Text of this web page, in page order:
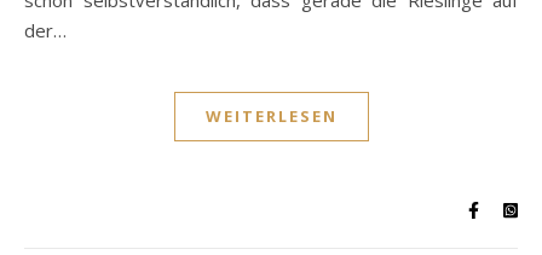
der…
WEITERLESEN